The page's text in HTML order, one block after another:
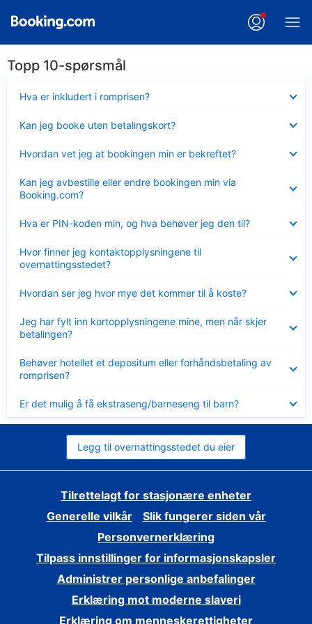
Topp 10-spørsmål
Hva er inkludert i romprisen?
mindre
Kan jeg booke uten betalingskort?
mindre
Hvordan vet jeg at bookingen min er bekreftet?
mindre
Kan jeg avbestille eller endre bookingen min via
Booking.com?
mindre
Hva er PIN-koden min, og hva behøver jeg den til?
mindre
Hvor finner jeg kontaktopplysningene til
overnattingsstedet?
mindre
Hvordan ser jeg hvor mye det kommer til å koste?
mindre
Jeg har fylt inn kortopplysningene mine, men når skjer
betalingen?
mindre
Behøver hotellet et depositum eller forhåndsbetaling av
romprisen?
mindre
Er det mulig å få ekstraseng/barneseng til barn?
mindre
Legg til overnattingsstedet du eier
Tilrettelagt for stasjonære enheter
Generelle vilkår
Slik fungerer siden vår
Personvernerklæring
Tilpass innstillinger for informasjonskapsler
Administrer personlige anbefalinger
Erklæring mot moderne slaveri
Erklæring om menneskerettigheter